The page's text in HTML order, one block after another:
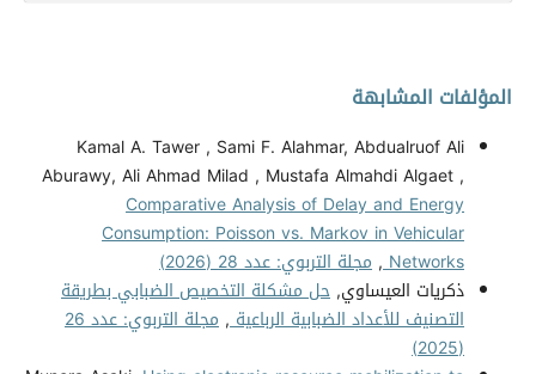
المؤلفات المشابهة
Kamal A. Tawer , Sami F. Alahmar, Abdualruof Ali
Aburawy, Ali Ahmad Milad , Mustafa Almahdi Algaet ,
Comparative Analysis of Delay and Energy
Consumption: Poisson vs. Markov in Vehicular
Networks
, مجلة التربوي: عدد 28 (2026)
ذكريات العيساوي, حل مشكلة التخصيص الضبابي بطريقة
التصنيف للأعداد الضبابية الرباعية,
مجلة التربوي: عدد 26
(2025)